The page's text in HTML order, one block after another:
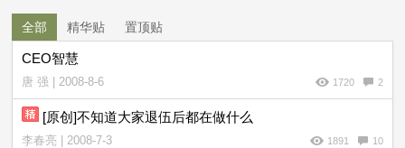
全部 精华贴 置顶贴
CEO智慧
唐 强 | 2008-8-6 1720 2
[原创]不知道大家退伍后都在做什么
李春亮 | 2008-7-3 1891 10